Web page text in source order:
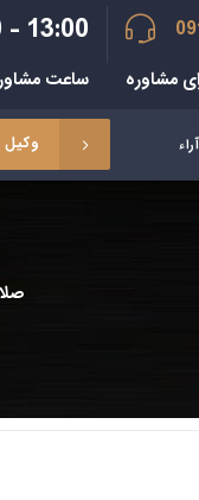
- 13:00
ساعت مشاوره
آراء